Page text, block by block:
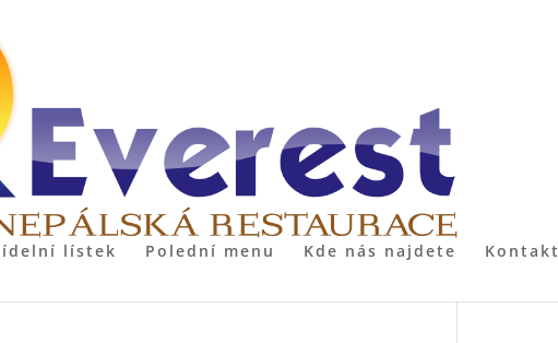
lístek Polední menu Kde nás najdete Kontakt